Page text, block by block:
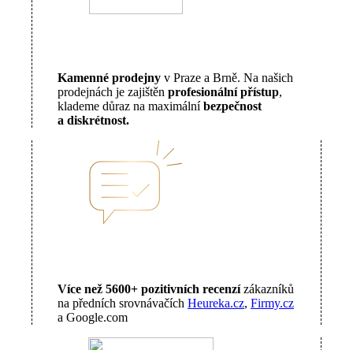
Kamenné prodejny v Praze a Brně. Na našich
prodejnách je zajištěn profesionální přístup,
klademe důraz na maximální bezpečnost
a diskrétnost.
Více než 5600+ pozitivních recenzízákazníků
na předních srovnávačích Heureka.cz, Firmy.cz
a Google.com